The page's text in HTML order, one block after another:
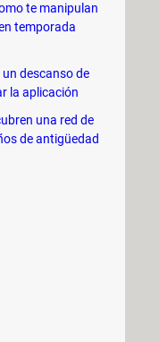
ventana de
te manipulan
temporada
descanso de
la aplicación
una red de
de antigüedad